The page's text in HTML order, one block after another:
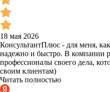
18 мая 2026
КонсультантПлюс - для меня,
надежно и быстро. В компании
профессионалы своего дела,
своим клиентам)
Читать полностью